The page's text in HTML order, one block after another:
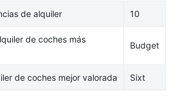
de alquiler 10
de coches más
Budget
de coches mejor valorada Sixt